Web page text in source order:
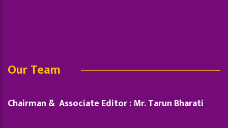
Our Team
Chairman & Associate Editor : Mr. Tarun Bharati